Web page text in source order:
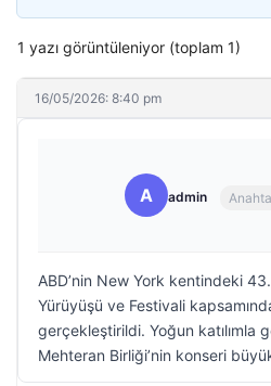
1 yazı görüntüleniyor (toplam 1)
16/05/2026: 8:40 pm
A admin
ABD’nin New York kentindeki
Yürüyüşü ve Festivali
gerçekleştirildi. Yoğun katılımla
Mehteran Birliği’nin konseri